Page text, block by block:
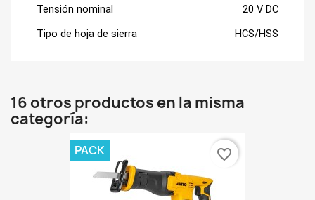
Tensión nominal
20 V DC
Tipo de hoja de sierra
HCS/HSS
16 otros productos en la misma
categoría:
PACK favorite_border